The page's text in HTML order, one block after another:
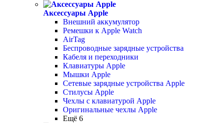
Аксессуары Apple
Внешний аккумулятор
Ремешки к Apple Watch
AirTag
Беспроводные зарядные устройства
Кабеля и переходники
Клавиатуры Apple
Мышки Apple
Сетевые зарядные устройства Apple
Стилусы Apple
Чехлы с клавиатурой Apple
Оригинальные чехлы Apple
Ещё 6